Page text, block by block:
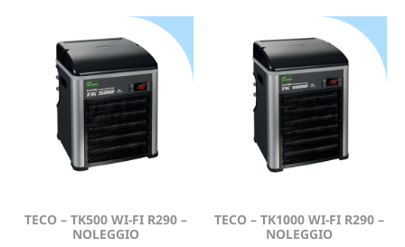
TECO – TK500 WI-FI R290 –
NOLEGGIO
TECO – TK1000 WI-FI R290 –
NOLEGGIO